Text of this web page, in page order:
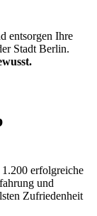
entsorgen Ihre
Stadt Berlin.
erfolgreiche
und
Zufriedenheit